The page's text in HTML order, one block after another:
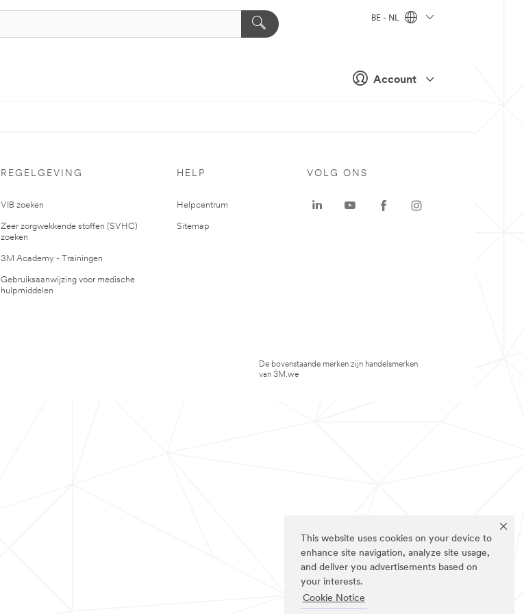
This website uses cookies on your device to
enhance site navigation, analyze site usage,
and deliver you advertisements based on
your interests.
Cookie Notice
Account
BE - NL
REGELGEVING
VIB zoeken
Zeer zorgwekkende stoffen (SVHC)
zoeken
3M Academy - Trainingen
Gebruiksaanwijzing voor medische
hulpmiddelen
HELP
Helpcentrum
Sitemap
VOLG ONS
De bovenstaande merken zijn handelsmerken
van 3M.we